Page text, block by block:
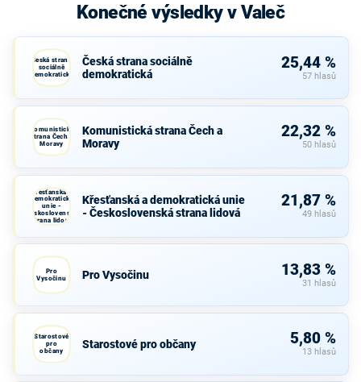
Konečné výsledky v Valeč
Česká strana
sociálně
demokratická
Česká strana sociálně
demokratická
25,44 %
57 hlasů
Komunistická
strana Čech a
Moravy
Komunistická strana Čech a
Moravy
22,32 %
50 hlasů
Křesťanská a
demokratická
unie -
Československá
strana lidová
Křesťanská a demokratická unie
- Československá strana lidová
21,87 %
49 hlasů
Pro
Vysočinu
Pro Vysočinu 13,83 %
31 hlasů
Starostové
pro
občany
Starostové pro občany 5,80 %
13 hlasů